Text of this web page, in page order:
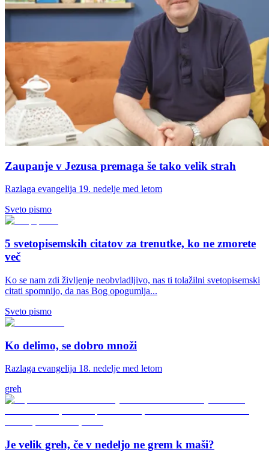
Zaupanje v Jezusa premaga še tako velik strah
Razlaga evangelija 19. nedelje med letom
Sveto pismo
5 svetopisemskih citatov za trenutke, ko ne zmorete
več
Ko se nam zdi življenje neobvladljivo, nas ti tolažilni svetopisemski
citati spomnijo, da nas Bog opogumlja...
Sveto pismo
Ko delimo, se dobro množi
Razlaga evangelija 18. nedelje med letom
greh
Je velik greh, če v nedeljo ne grem k maši?